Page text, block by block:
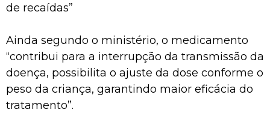
de recaídas”
Ainda segundo o ministério, o medicamento
“contribui para a interrupção da transmissão da
doença, possibilita o ajuste da dose conforme o
peso da criança, garantindo maior eficácia do
tratamento”.